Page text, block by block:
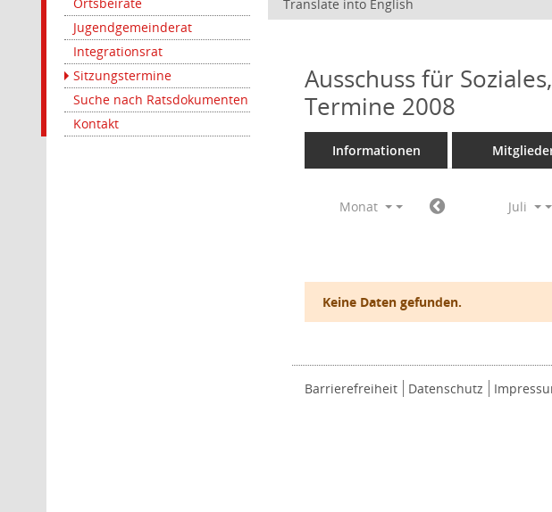
Jugendgemeinderat
Integrationsrat
Sitzungstermine
Suche nach Ratsdokumenten
Kontakt
Translate into English
Ausschuss für
Termine 2008
Informationen
Monat Juli
Keine Daten gefunden.
Barrierefreiheit Datenschutz